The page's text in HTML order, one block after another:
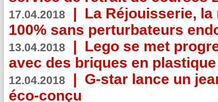
17.04.2018 | La Réjouisserie,
100% sans perturbateurs
13.04.2018 | Lego se met
avec des briques en
12.04.2018 | G-star lance un
éco-conçu